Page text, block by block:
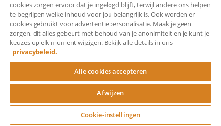
Frankrijk
Verenigd Koninkrijk
Verenigde Staten
Gebruiksvoorwaarden
Hulp
Toegankelijkheid
Cookie-instellingen
Copyright ©Rocket Lawyer
cookies zorgen ervoor dat je ingelogd blijft, terwijl andere ons helpen
te begrijpen welke inhoud voor jou belangrijk is. Ook worden er
cookies gebruikt voor advertentiepersonalisatie. Maak je geen
zorgen, dit alles gebeurt met behoud van je anonimiteit en je kunt je
keuzes op elk moment wijzigen. Bekijk alle details in ons
privacybeleid.
Alle cookies accepteren
Afwijzen
Cookie-instellingen